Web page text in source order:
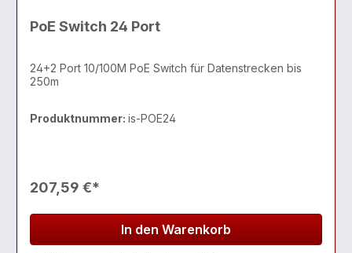
PoE Switch 24 Port
24+2 Port 10/100M PoE Switch für Datenstrecken bis
250m
Produktnummer: is-POE24
207,59 €*
In den Warenkorb